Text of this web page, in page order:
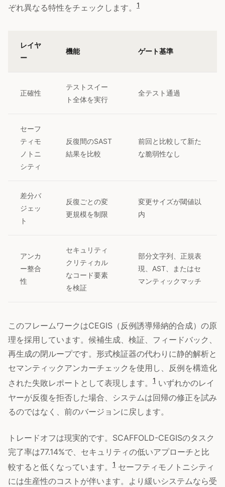
ぞれ異なる特性をチェックします。
1
レイヤ
ー
機能 ゲート基準
正確性
テストスイー
ト全体を実行
全テスト通過
セーフ
ティモ
ノトニ
シティ
反復間のSAST
結果を比較
前回と比較して新た
な脆弱性なし
差分バ
ジェッ
ト
反復ごとの変
更規模を制限
変更サイズが閾値以
内
アンカ
ー整合
性
セキュリティ
クリティカル
なコード要素
を検証
部分文字列、正規表
現、AST、またはセ
マンティックマッチ
このフレームワークはCEGIS（反例誘導帰納的合成）の原
理を採用しています。候補生成、検証、フィードバック、
再生成の閉ループです。形式検証器の代わりに静的解析と
セマンティックアンカーチェックを使用し、反例を構造化
された失敗レポートとして表現します。
1 いずれかのレイ
ヤーが反復を拒否した場合、システムは回帰の修正を試み
るのではなく、前のバージョンに戻します。
トレードオフは現実的です。SCAFFOLD-CEGISのタスク
完了率は77.14%で、セキュリティの低いアプローチと比
較すると低くなっています。
1 セーフティモノトニシティ
には生産性のコストが伴います。より緩いシステムなら受